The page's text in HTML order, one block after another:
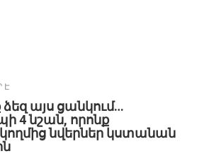
Է
այս ցանկում…
4 նշան, որոնք
նվերներ կստանան